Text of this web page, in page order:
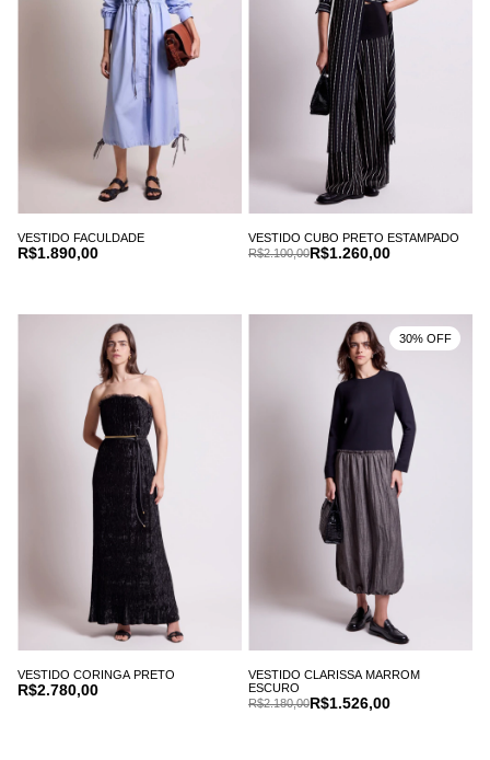
VESTIDO FACULDADE
R$1.890,00
VESTIDO CUBO PRETO ESTAMPADO
R$1.260,00
R$2.100,00
VESTIDO CORINGA PRETO
R$2.780,00
VESTIDO CLARISSA MARROM
ESCURO
R$1.526,00
R$2.180,00
30% OFF